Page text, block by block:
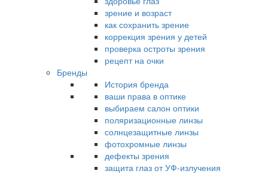
зрение и возраст
как сохранить зрение
коррекция зрения у детей
проверка остроты зрения
рецепт на очки
Бренды
История бренда
ваши права в оптике
выбираем салон оптики
поляризационные линзы
солнцезащитные линзы
фотохромные линзы
дефекты зрения
защита глаз от УФ-излучения